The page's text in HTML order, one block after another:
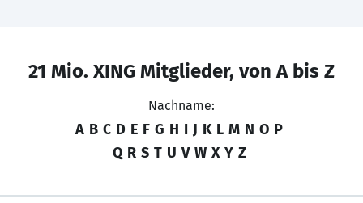
21 Mio. XING Mitglieder, von A bis Z
Nachname:
A B C D E F G H I J K L M N O P
Q R S T U V W X Y Z